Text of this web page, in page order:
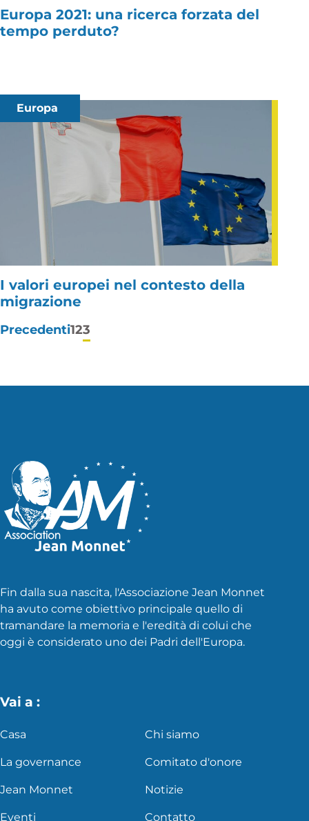
Europa 2021: una ricerca forzata del
tempo perduto?
Europa
I valori europei nel contesto della
migrazione
Paginazione
Precedenti123
Fin dalla sua nascita, l'Associazione Jean Monnet
ha avuto come obiettivo principale quello di
tramandare la memoria e l'eredità di colui che
oggi è considerato uno dei Padri dell'Europa.
Vai a :
Casa Chi siamo
La governance Comitato d'onore
Jean Monnet Notizie
Eventi Contatto